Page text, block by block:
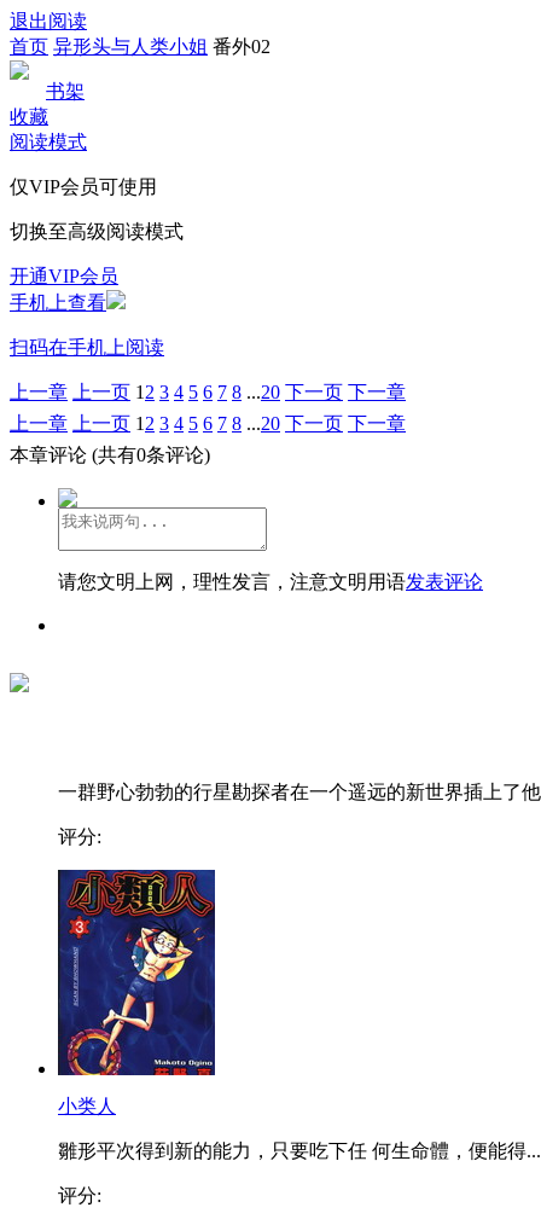
退出阅读
首页 异形头与人类小姐 番外02
书架
收藏
阅读模式
仅VIP会员可使用
切换至高级阅读模式
开通VIP会员
手机上查看
扫码在手机上阅读
上一章 上一页 1 2 3 4 5 6 7 8 ...20 下一页 下一章
上一章
上一页 1 2 3 4 5 6 7 8 ...20 下一页 下一章
本章评论 (共有0条评论)
请您文明上网，理性发言，注意文明用语发表评论
一群野心勃勃的行星勘探者在一个遥远的新世界插上了
评分:
小类人
雛形平次得到新的能力，只要吃下任 何生命體，便能得...
评分: